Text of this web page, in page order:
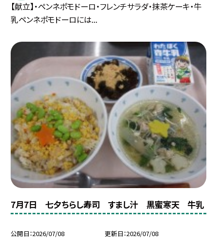
【献立】・ペンネポモドーロ・フレンチサラダ・抹茶ケーキ・牛
乳ペンネポモドーロには...
7月7日 七夕ちらし寿司 すまし汁 黒蜜寒天 牛乳
公開日 2026/07/08 更新日 2026/07/08